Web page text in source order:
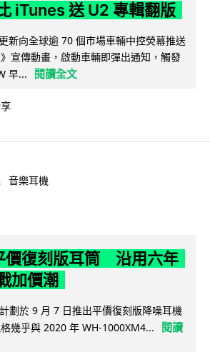
iTunes 送 U2 專輯翻版
新向全球逾 70 個市場車輛中控熒幕推送
宣傳動畫，啟動車輛即彈出通知，觸發
早...
閱讀全文
音樂耳機
價復刻版耳筒 沿用六年
加價潮
劃於 9 月 7 日推出平價復刻版降噪耳機
幾乎與 2020 年 WH-1000XM4...
閱讀